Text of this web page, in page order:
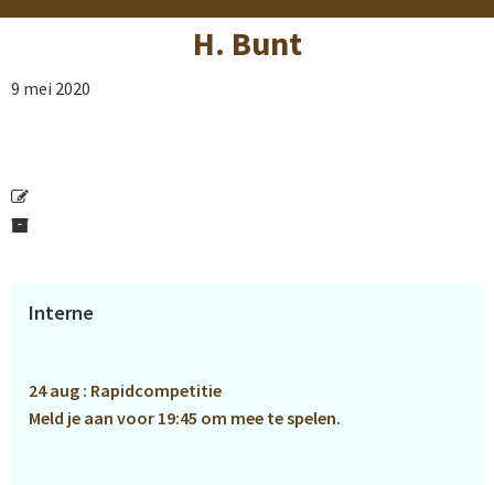
H. Bunt
9 mei 2020
Primaire
Interne
24 aug : Rapidcompetitie
Meld je aan voor 19:45 om mee te spelen.